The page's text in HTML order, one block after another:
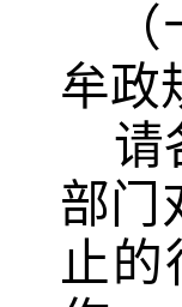
牟政
请
部门
止